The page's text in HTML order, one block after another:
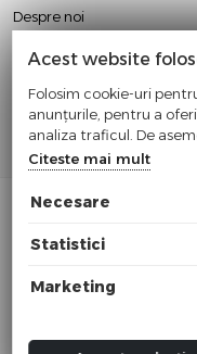
Despre noi
Conditii Contractuale
Politica Cookie
Politica Confidentialitate
Termeni si Conditii
Cif:
Acest website
Folosim cookie-uri
anunțurile, pentru a
analiza traficul. De
sociale, de publicitate și
modul în care folosiți
alte informații oferite de
Citeste mai mult
Necesare
Statistici
Marketing